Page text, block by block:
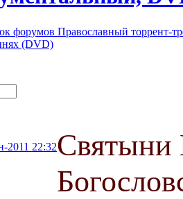
форумов Православный торрент-
(DVD)
2011 22:32Святыни